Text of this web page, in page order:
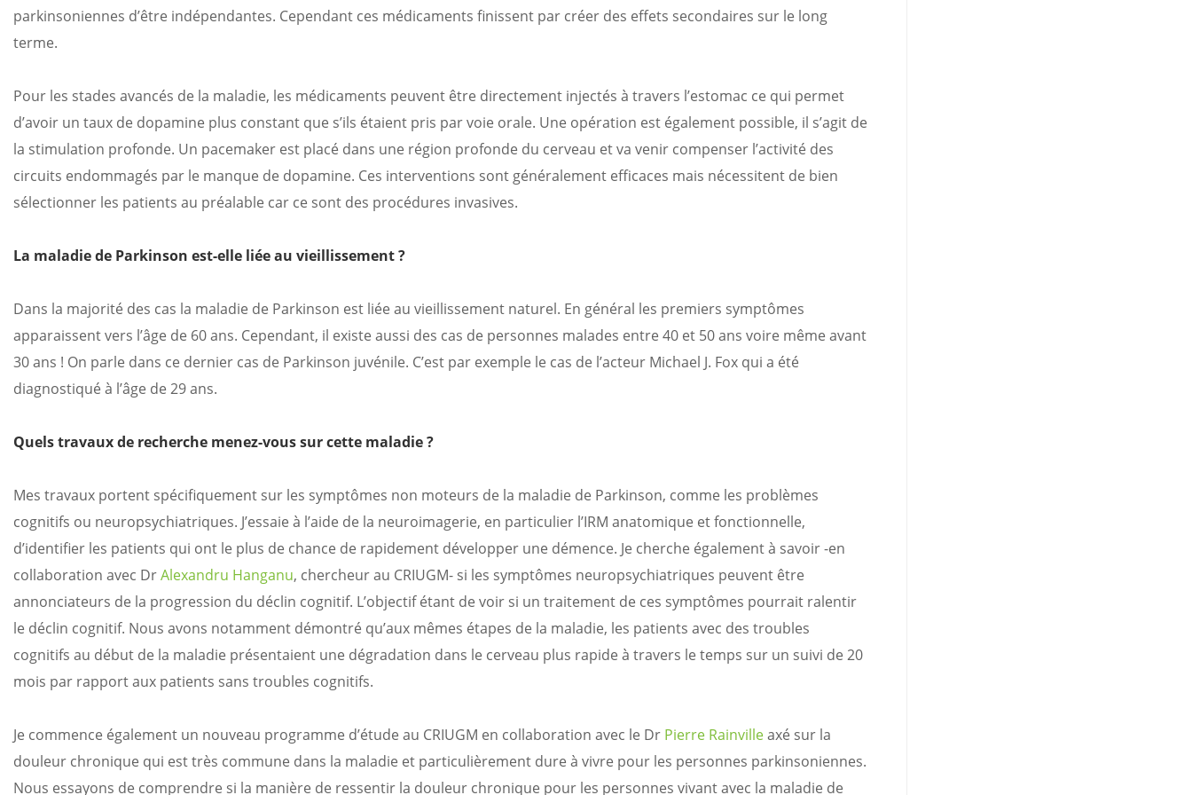
parkinsoniennes d’être indépendantes. Cependant ces médicaments finissent par créer des effets secondaires sur le long
terme.
Pour les stades avancés de la maladie, les médicaments peuvent être directement injectés à travers l’estomac ce qui permet
d’avoir un taux de dopamine plus constant que s’ils étaient pris par voie orale. Une opération est également possible, il s’agit de
la stimulation profonde. Un pacemaker est placé dans une région profonde du cerveau et va venir compenser l’activité des
circuits endommagés par le manque de dopamine. Ces interventions sont généralement efficaces mais nécessitent de bien
sélectionner les patients au préalable car ce sont des procédures invasives.
La maladie de Parkinson est-elle liée au vieillissement ?
Dans la majorité des cas la maladie de Parkinson est liée au vieillissement naturel. En général les premiers symptômes
apparaissent vers l’âge de 60 ans. Cependant, il existe aussi des cas de personnes malades entre 40 et 50 ans voire même avant
30 ans ! On parle dans ce dernier cas de Parkinson juvénile. C’est par exemple le cas de l’acteur Michael J. Fox qui a été
diagnostiqué à l’âge de 29 ans.
Quels travaux de recherche menez-vous sur cette maladie ?
Mes travaux portent spécifiquement sur les symptômes non moteurs de la maladie de Parkinson, comme les problèmes
cognitifs ou neuropsychiatriques. J’essaie à l’aide de la neuroimagerie, en particulier l’IRM anatomique et fonctionnelle,
d’identifier les patients qui ont le plus de chance de rapidement développer une démence. Je cherche également à savoir -en
collaboration avec DrAlexandru Hanganu, chercheur au CRIUGM- si les symptômes neuropsychiatriques peuvent être
annonciateurs de la progression du déclin cognitif. L’objectif étant de voir si un traitement de ces symptômes pourrait ralentir
le déclin cognitif. Nous avons notamment démontré qu’aux mêmes étapes de la maladie, les patients avec des troubles
cognitifs au début de la maladie présentaient une dégradation dans le cerveau plus rapide à travers le temps sur un suivi de 20
mois par rapport aux patients sans troubles cognitifs.
Je commence également un nouveau programme d’étude au CRIUGM en collaboration avec le Dr Pierre Rainvilleaxé sur la
douleur chronique qui est très commune dans la maladie et particulièrement dure à vivre pour les personnes parkinsoniennes.
Nous essayons de comprendre si la manière de ressentir la douleur chronique pour les personnes vivant avec la maladie de